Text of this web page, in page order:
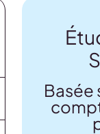
Basée